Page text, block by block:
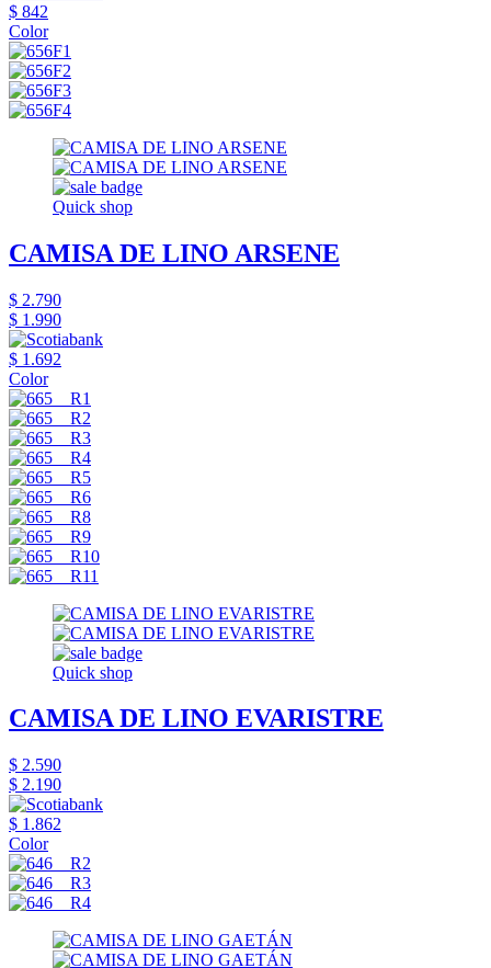
$ 842
Color
Quick shop
CAMISA DE LINO ARSENE
$ 2.790
$ 1.990
$ 1.692
Color
Quick shop
CAMISA DE LINO EVARISTRE
$ 2.590
$ 2.190
$ 1.862
Color